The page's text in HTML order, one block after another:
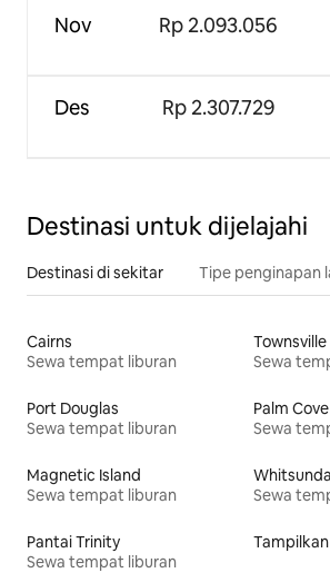
Nov
Des
Rp 2.093.056
Rp 2.307.729
Destinasi untuk dijelajahi
Destinasi di sekitar Tipe penginapan
Cairns
Sewa tempat liburan
Townsville
Sewa
Port Douglas
Sewa tempat liburan
Palm Cove
Sewa
Magnetic Island
Sewa tempat liburan
Sewa
Pantai Trinity
Sewa tempat liburan